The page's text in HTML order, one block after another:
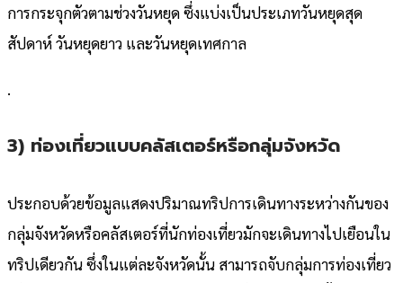
การกระจุกตัวตามช่วงวันหยุด ซึ่งแบ่งเป็นประเภทวันหยุดสุด
สัปดาห์ วันหยุดยาว และวันหยุดเทศกาล
.
3) ท่องเที่ยวแบบคลัสเตอร์หรือกลุ่มจังหวัด
ประกอบด้วยข้อมูลแสดงปริมาณทริปการเดินทางระหว่างกันของ
กลุ่มจังหวัดหรือคลัสเตอร์ที่นักท่องเที่ยวมักจะเดินทางไปเยือนใน
ทริปเดียวกัน ซึ่งในแต่ละจังหวัดนั้น สามารถจับกลุ่มการท่องเที่ยว